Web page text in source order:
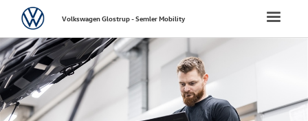
Toggle
VolkswagenVolkswagen Glostrup - Semler Mobility